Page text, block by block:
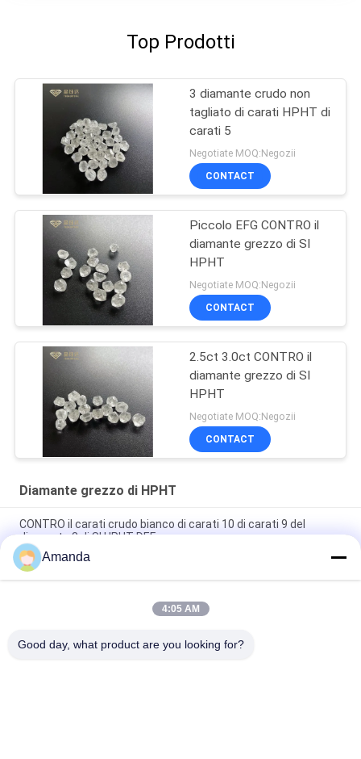
Top Prodotti
3 diamante crudo non
tagliato di carati HPHT di
carati 5
Negotiate MOQ:Negozii
CONTACT
Piccolo EFG CONTRO il
diamante grezzo di SI
HPHT
Negotiate MOQ:Negozii
CONTACT
2.5ct 3.0ct CONTRO il
diamante grezzo di SI
HPHT
Negotiate MOQ:Negozii
CONTACT
Diamante grezzo di HPHT
CONTRO il carati crudo bianco di carati 10 di carati 9 del
diamante 8 di SI HPHT DEF
7,0 SI del diamante grezzo di carati HPHT di carati 8,0 di carati
7,5 CONTRO colore di DEF
Carati sintetico di carati 7 di carati 6,5 del diamante grezzo 6
Amanda
4:05 AM
Good day, what product are you looking for?